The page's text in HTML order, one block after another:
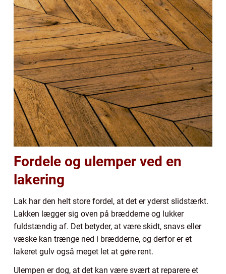
Fordele og ulemper ved en
lakering
Lak har den helt store fordel, at det er yderst slidstærkt.
Lakken lægger sig oven på brædderne og lukker
fuldstændig af. Det betyder, at være skidt, snavs eller
væske kan trænge ned i brædderne, og derfor er et
lakeret gulv også meget let at gøre rent.
Ulempen er dog, at det kan være svært at reparere et